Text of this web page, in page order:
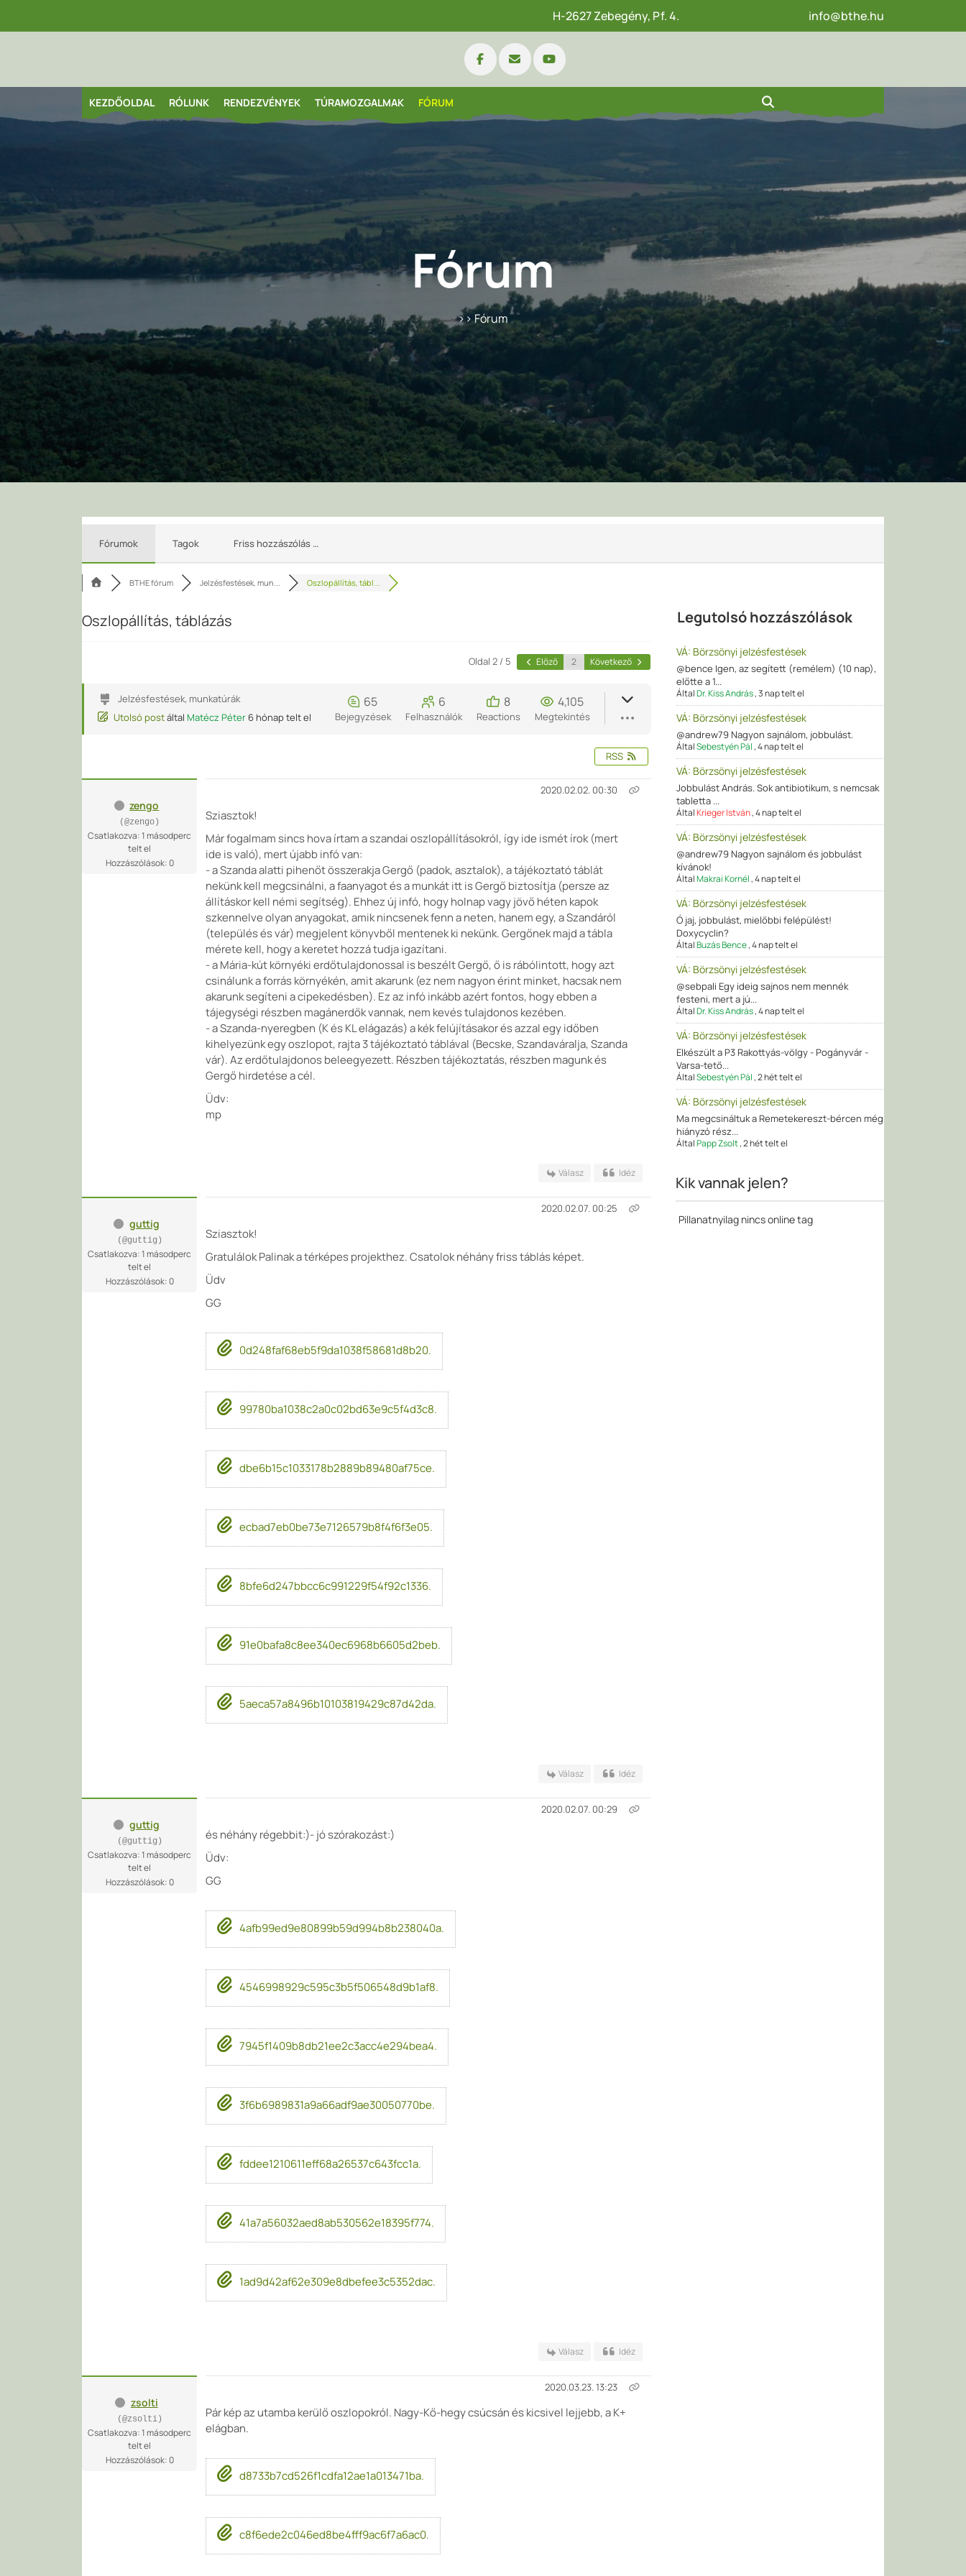
H-2627 Zebegény, Pf. 4. info@bthe.hu
KEZDŐOLDAL RÓLUNK RENDEZVÉNYEK TÚRAMOZGALMAK FÓRUM
Fórum
>> Fórum
Fórumok Tagok Friss hozzászólás …
BTHE fórum Jelzésfestések, mun... Oszlopállítás, tábl...
Oszlopállítás, táblázás
Oldal 2 / 5 Előző Következő
Jelzésfestések, munkatúrák
Utolsó postáltal Matécz Péter 6 hónap telt el
65
Bejegyzések
6
Felhasználók
8
Reactions
4,105
Megtekintés
RSS
zengo
(@zengo)
Csatlakozva: 1 másodperc
telt el
Hozzászólások: 0
2020.02.02. 00:30
Sziasztok!
Már fogalmam sincs hova írtam a szandai oszlopállításokról, így ide ismét írok (mert
ide is való), mert újabb infó van:
- a Szanda alatti pihenőt összerakja Gergő (padok, asztalok), a tájékoztató táblát
nekünk kell megcsinálni, a faanyagot és a munkát itt is Gergő biztosítja (persze az
állításkor kell némi segítség). Ehhez új infó, hogy holnap vagy jövő héten kapok
szkennelve olyan anyagokat, amik nincsenek fenn a neten, hanem egy, a Szandáról
(település és vár) megjelent könyvből mentenek ki nekünk. Gergőnek majd a tábla
mérete kell, hogy a keretet hozzá tudja igazítani.
- a Mária-kút környéki erdőtulajdonossal is beszélt Gergő, ő is rábólintott, hogy azt
csinálunk a forrás környékén, amit akarunk (ez nem nagyon érint minket, hacsak nem
akarunk segíteni a cipekedésben). Ez az infó inkább azért fontos, hogy ebben a
tájegységi részben magánerdők vannak, nem kevés tulajdonos kezében.
- a Szanda-nyeregben (K és KL elágazás) a kék felújításakor és azzal egy időben
kihelyezünk egy oszlopot, rajta 3 tájékoztató táblával (Becske, Szandaváralja, Szanda
vár). Az erdőtulajdonos beleegyezett. Részben tájékoztatás, részben magunk és
Gergő hirdetése a cél.
Üdv:
mp
Válasz Idéz
guttig
(@guttig)
Csatlakozva: 1 másodperc
telt el
Hozzászólások: 0
2020.02.07. 00:25
Sziasztok!
Gratulálok Palinak a térképes projekthez. Csatolok néhány friss táblás képet.
Üdv
GG
0d248faf68eb5f9da1038f58681d8b20.
99780ba1038c2a0c02bd63e9c5f4d3c8.
dbe6b15c1033178b2889b89480af75ce.
ecbad7eb0be73e7126579b8f4f6f3e05.
8bfe6d247bbcc6c991229f54f92c1336.
91e0bafa8c8ee340ec6968b6605d2beb.
5aeca57a8496b10103819429c87d42da.
Válasz Idéz
guttig
(@guttig)
Csatlakozva: 1 másodperc
telt el
Hozzászólások: 0
2020.02.07. 00:29
és néhány régebbit:)- jó szórakozást:)
Üdv:
GG
4afb99ed9e80899b59d994b8b238040a.
4546998929c595c3b5f506548d9b1af8.
7945f1409b8db21ee2c3acc4e294bea4.
3f6b6989831a9a66adf9ae30050770be.
fddee1210611eff68a26537c643fcc1a.
41a7a56032aed8ab530562e18395f774.
1ad9d42af62e309e8dbefee3c5352dac.
Válasz Idéz
zsolti
(@zsolti)
Csatlakozva: 1 másodperc
telt el
Hozzászólások: 0
2020.03.23. 13:23
Pár kép az utamba kerülő oszlopokról. Nagy-Kő-hegy csúcsán és kicsivel lejjebb, a K+
elágban.
d8733b7cd526f1cdfa12ae1a013471ba.
c8f6ede2c046ed8be4fff9ac6f7a6ac0.
Legutolsó hozzászólások
VÁ: Börzsönyi jelzésfestések
@bence Igen, az segített (remélem) (10 nap),
előtte a 1...
ÁltalDr. Kiss András,3 nap telt el
VÁ: Börzsönyi jelzésfestések
@andrew79 Nagyon sajnálom, jobbulást.
ÁltalSebestyén Pál,4 nap telt el
VÁ: Börzsönyi jelzésfestések
Jobbulást András. Sok antibiotikum, s nemcsak
tabletta ...
ÁltalKrieger István,4 nap telt el
VÁ: Börzsönyi jelzésfestések
@andrew79 Nagyon sajnálom és jobbulást
kívánok!
ÁltalMakrai Kornél,4 nap telt el
VÁ: Börzsönyi jelzésfestések
Ó jaj, jobbulást, mielőbbi felépülést!
Doxycyclin?
ÁltalBuzás Bence,4 nap telt el
VÁ: Börzsönyi jelzésfestések
@sebpali Egy ideig sajnos nem mennék
festeni, mert a jú...
ÁltalDr. Kiss András,4 nap telt el
VÁ: Börzsönyi jelzésfestések
Elkészült a P3 Rakottyás-völgy - Pogányvár -
Varsa-tető...
ÁltalSebestyén Pál,2 hét telt el
VÁ: Börzsönyi jelzésfestések
Ma megcsináltuk a Remetekereszt-bércen még
hiányzó rész...
ÁltalPapp Zsolt,2 hét telt el
Kik vannak jelen?
Pillanatnyilag nincs online tag